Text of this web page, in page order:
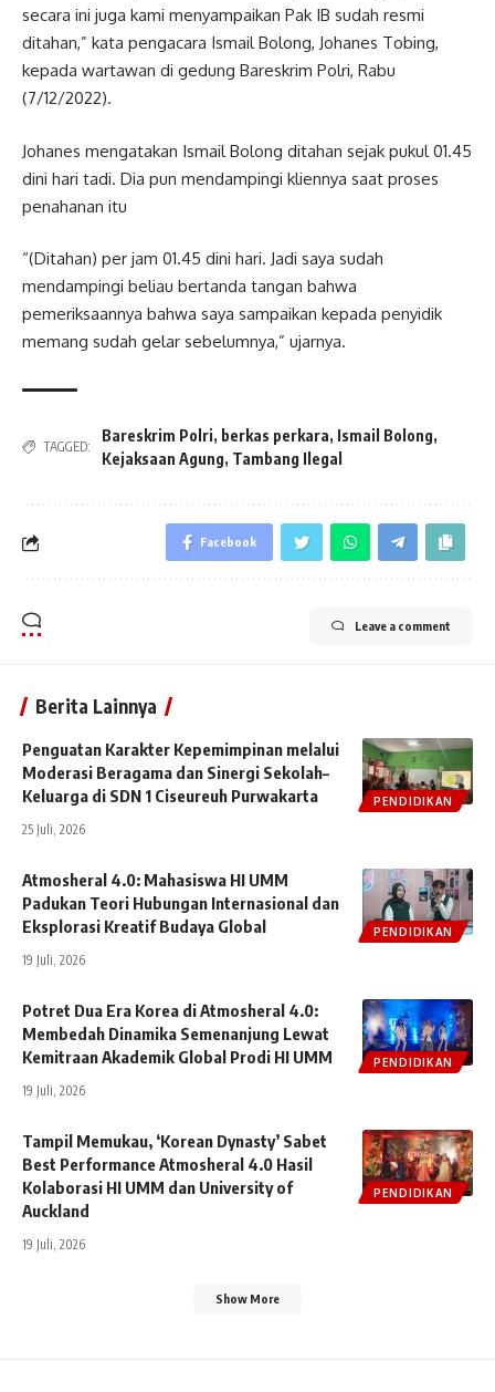
secara ini juga kami menyampaikan Pak IB sudah resmi
ditahan,” kata pengacara Ismail Bolong, Johanes Tobing,
kepada wartawan di gedung Bareskrim Polri, Rabu
(7/12/2022).
Johanes mengatakan Ismail Bolong ditahan sejak pukul 01.45
dini hari tadi. Dia pun mendampingi kliennya saat proses
penahanan itu
“(Ditahan) per jam 01.45 dini hari. Jadi saya sudah
mendampingi beliau bertanda tangan bahwa
pemeriksaannya bahwa saya sampaikan kepada penyidik
memang sudah gelar sebelumnya,” ujarnya.
TAGGED:
Bareskrim Polri, berkas perkara, Ismail Bolong,
Kejaksaan Agung, Tambang Ilegal
Facebook
Leave a comment
Berita Lainnya
PENDIDIKAN
Penguatan Karakter Kepemimpinan melalui
Moderasi Beragama dan Sinergi Sekolah–
Keluarga di SDN 1 Ciseureuh Purwakarta
25 Juli, 2026
PENDIDIKAN
Atmosheral 4.0: Mahasiswa HI UMM
Padukan Teori Hubungan Internasional dan
Eksplorasi Kreatif Budaya Global
19 Juli, 2026
PENDIDIKAN
Potret Dua Era Korea di Atmosheral 4.0:
Membedah Dinamika Semenanjung Lewat
Kemitraan Akademik Global Prodi HI UMM
19 Juli, 2026
PENDIDIKAN
Tampil Memukau, ‘Korean Dynasty’ Sabet
Best Performance Atmosheral 4.0 Hasil
Kolaborasi HI UMM dan University of
Auckland
19 Juli, 2026
Show More